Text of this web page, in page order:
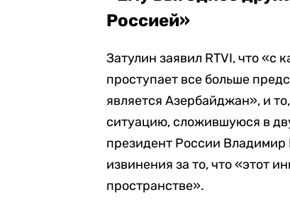
Россией»
Затулин заявил RTVI, что «с
проступает все больше
является Азербайджан», и
ситуацию, сложившуюся в
президент России
извинения за то, что «этот
пространстве».